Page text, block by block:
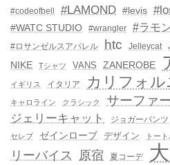
#codeofbell #LAMOND #levis
#WATC STUDIO #wrangler #ラモ
#ロサンゼルスアパレル
htc Jelleycat
NIKE
Tシャツ VANS ZANEROBE
イギリス イタリア カリフォル
キャロライン クラシック サーファ
ジェリーキャット
ジョガーパンツ
セレブ ゼインローブ デザイン トー
リーバイス 原宿 夏コーデ